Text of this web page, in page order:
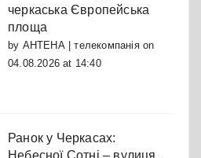
черкаська Європейська
площа
by АНТЕНА | телекомпаніяon
04.08.2026 at 14:40
Ранок у Черкасах: